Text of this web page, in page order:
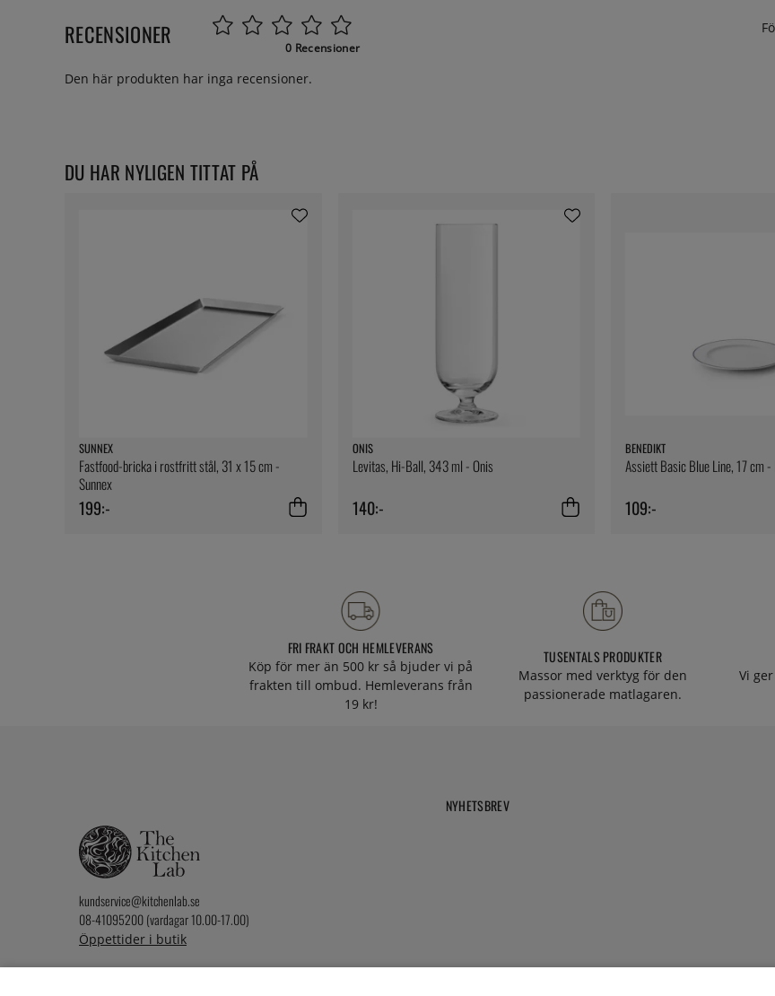
RECENSIONER 0 Recensioner
Den här produkten har inga recensioner.
DU HAR NYLIGEN TITTAT PÅ
SUNNEX
Fastfood-bricka i rostfritt stål, 31 x 15 cm -
Sunnex
199:-
ONIS
Levitas, Hi-Ball, 343 ml - Onis
140:-
BENEDIKT
Assiett Basic Blue Line, 17 cm
109:-
FRI FRAKT OCH HEMLEVERANS
Köp för mer än 500 kr så bjuder vi på
frakten till ombud. Hemleverans från
19 kr!
TUSENTALS PRODUKTER
Massor med verktyg för den
passionerade matlagaren.
Vi
kundservice@kitchenlab.se
08-41095200 (vardagar 10.00-17.00)
Öppettider i butik
NYHETSBREV